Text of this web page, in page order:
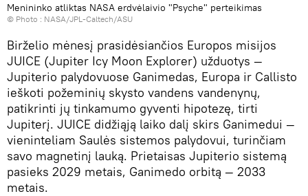
Menininko atliktas NASA erdvėlaivio "Psyche" perteikimas
© Photo : NASA/JPL-Caltech/ASU
Birželio mėnesį prasidėsiančios Europos misijos
JUICE (Jupiter Icy Moon Explorer) užduotys —
Jupiterio palydovuose Ganimedas, Europa ir Callisto
ieškoti požeminių skysto vandens vandenynų,
patikrinti jų tinkamumo gyventi hipotezę, tirti
Jupiterį. JUICE didžiąją laiko dalį skirs Ganimedui —
vieninteliam Saulės sistemos palydovui, turinčiam
savo magnetinį lauką. Prietaisas Jupiterio sistemą
pasieks 2029 metais, Ganimedo orbitą — 2033
metais.